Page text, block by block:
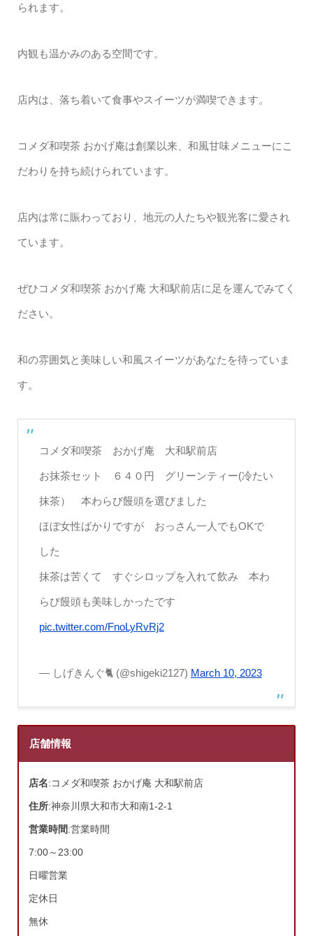
られます。
内観も温かみのある空間です。
店内は、落ち着いて食事やスイーツが満喫できます。
コメダ和喫茶 おかげ庵は創業以来、和風甘味メニューにこ
だわりを持ち続けられています。
店内は常に賑わっており、地元の人たちや観光客に愛され
ています。
ぜひコメダ和喫茶 おかげ庵 大和駅前店に足を運んでみてく
ださい。
和の雰囲気と美味しい和風スイーツがあなたを待っていま
す。
コメダ和喫茶 おかげ庵 大和駅前店
お抹茶セット ６４０円 グリーンティー(冷たい
抹茶） 本わらび饅頭を選びました
ほぼ女性ばかりですが おっさん一人でもOKで
した
抹茶は苦くて すぐシロップを入れて飲み 本わ
らび饅頭も美味しかったです
pic.twitter.com/FnoLyRvRj2
— しげきんぐ🐈️ (@shigeki2127) March 10, 2023
店舗情報
店名:コメダ和喫茶 おかげ庵 大和駅前店
住所:神奈川県大和市大和南1-2-1
営業時間:営業時間
7:00～23:00
日曜営業
定休日
無休